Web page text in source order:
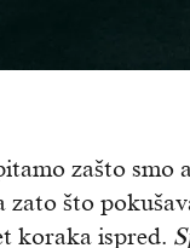
zašto smo
što
koraka ispred.